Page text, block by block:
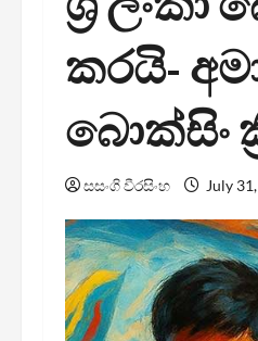
කරයි-
බොක්සිං
සසංගි වීරසිංහ July